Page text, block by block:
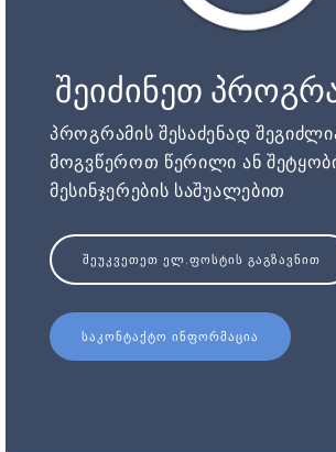
შეიძინეთ
პროგრამის შესაძენად
მოგვწეროთ წერილი ან
მესინჯერების საშუალებით
ᲨᲔᲣᲙᲕᲔᲗᲔᲗ ᲔᲚ.ᲤᲝᲡᲢᲘᲡ ᲒᲐᲒᲖᲐᲕᲜᲘᲗ
ᲡᲐᲙᲝᲜᲢᲐᲥᲢᲝ ᲘᲜᲤᲝᲠᲛᲐᲪᲘᲐ